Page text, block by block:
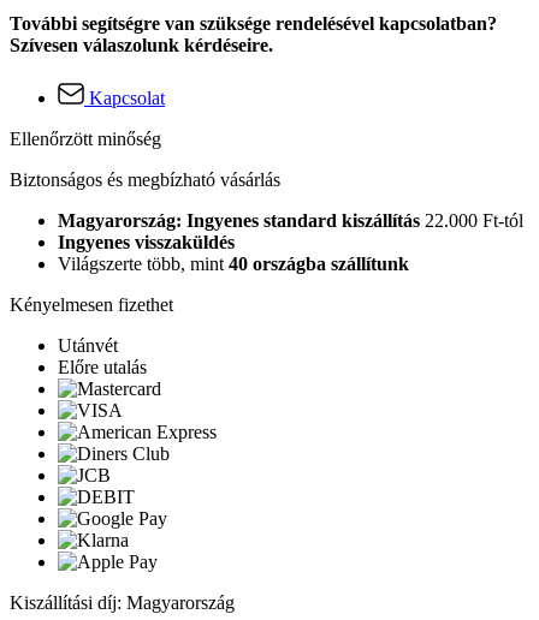
További segítségre van szüksége rendelésével kapcsolatban?
Szívesen válaszolunk kérdéseire.
Kapcsolat
Ellenőrzött minőség
Biztonságos és megbízható vásárlás
Magyarország: Ingyenes standard kiszállítás 22.000 Ft-tól
Ingyenes visszaküldés
Világszerte több, mint 40 országba szállítunk
Kényelmesen fizethet
Utánvét
Előre utalás
Kiszállítási díj: Magyarország